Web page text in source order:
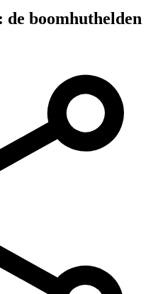
boomhuthelden